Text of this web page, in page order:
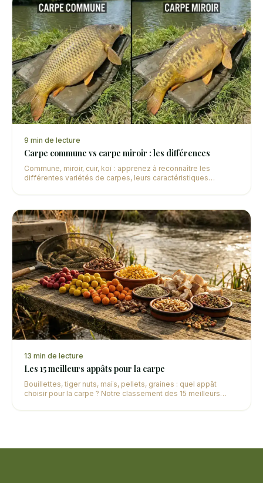
9 min de lecture
Carpe commune vs carpe miroir : les différences
Commune, miroir, cuir, koï : apprenez à reconnaître les
différentes variétés de carpes, leurs caractéristiques
13 min de lecture
Les 15 meilleurs appâts pour la carpe
Bouillettes, tiger nuts, maïs, pellets, graines : quel appât
choisir pour la carpe ? Notre classement des 15 meilleurs